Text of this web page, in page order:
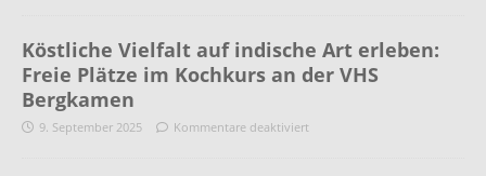
Köstliche Vielfalt auf indische Art erleben:
Freie Plätze im Kochkurs an der VHS
Bergkamen
9. September 2025 Kommentare deaktiviert